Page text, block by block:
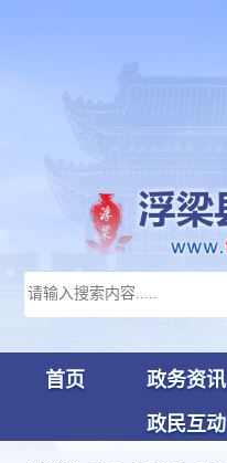
首页 政务资讯
政民互动